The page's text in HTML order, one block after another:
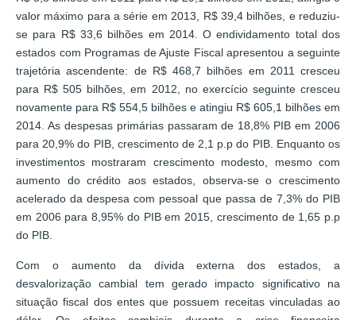
valor máximo para a série em 2013, R$ 39,4 bilhões, e reduziu-
se para R$ 33,6 bilhões em 2014. O endividamento total dos
estados com Programas de Ajuste Fiscal apresentou a seguinte
trajetória ascendente: de R$ 468,7 bilhões em 2011 cresceu
para R$ 505 bilhões, em 2012, no exercício seguinte cresceu
novamente para R$ 554,5 bilhões e atingiu R$ 605,1 bilhões em
2014. As despesas primárias passaram de 18,8% PIB em 2006
para 20,9% do PIB, crescimento de 2,1 p.p do PIB. Enquanto os
investimentos mostraram crescimento modesto, mesmo com
aumento do crédito aos estados, observa-se o crescimento
acelerado da despesa com pessoal que passa de 7,3% do PIB
em 2006 para 8,95% do PIB em 2015, crescimento de 1,65 p.p
do PIB.
Com o aumento da dívida externa dos estados, a
desvalorização cambial tem gerado impacto significativo na
situação fiscal dos entes que possuem receitas vinculadas ao